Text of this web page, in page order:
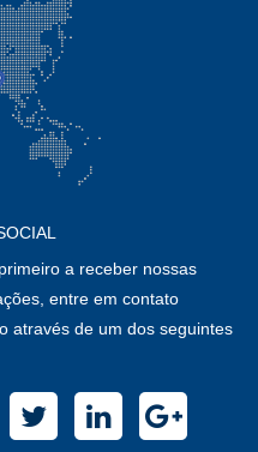
a receber nossas
entre em contato
através de um dos seguintes